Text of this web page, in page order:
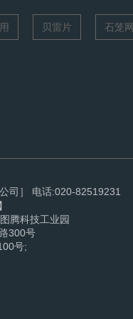
司］ 电话:020-82519231
腾科技工业园
300号
号;
贝雷片 石笼网